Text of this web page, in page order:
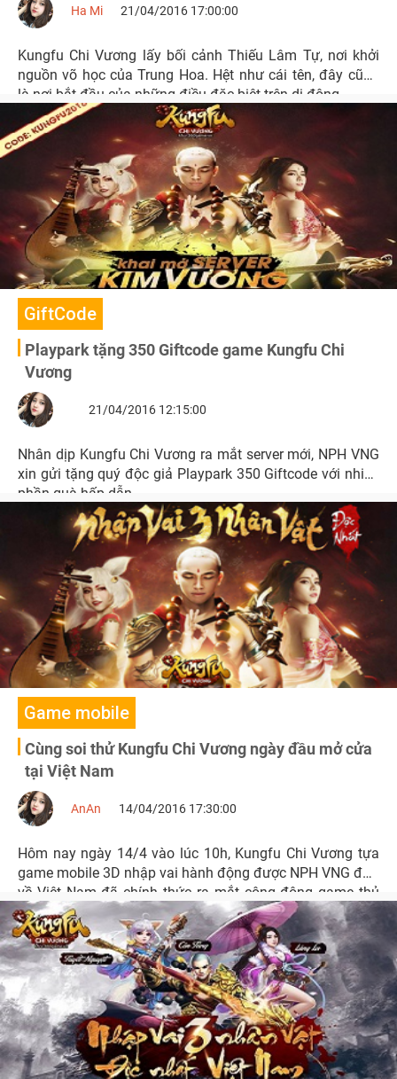
Ha Mi 21/04/2016 17:00:00
Kungfu Chi Vương lấy bối cảnh Thiếu Lâm Tự, nơi khởi
nguồn võ học của Trung Hoa. Hệt như cái tên, đây cũng
là nơi bắt đầu của những điều đặc biệt trên di động.
GiftCode
Playpark tặng 350 Giftcode game Kungfu Chi
Vương
21/04/2016 12:15:00
Nhân dịp Kungfu Chi Vương ra mắt server mới, NPH VNG
xin gửi tặng quý độc giả Playpark 350 Giftcode với nhiều
phần quà hấp dẫn.
Game mobile
Cùng soi thử Kungfu Chi Vương ngày đầu mở cửa
tại Việt Nam
AnAn 14/04/2016 17:30:00
Hôm nay ngày 14/4 vào lúc 10h, Kungfu Chi Vương tựa
game mobile 3D nhập vai hành động được NPH VNG đưa
về Việt Nam đã chính thức ra mắt cộng động game thủ
với phiên bản Alpha Test.